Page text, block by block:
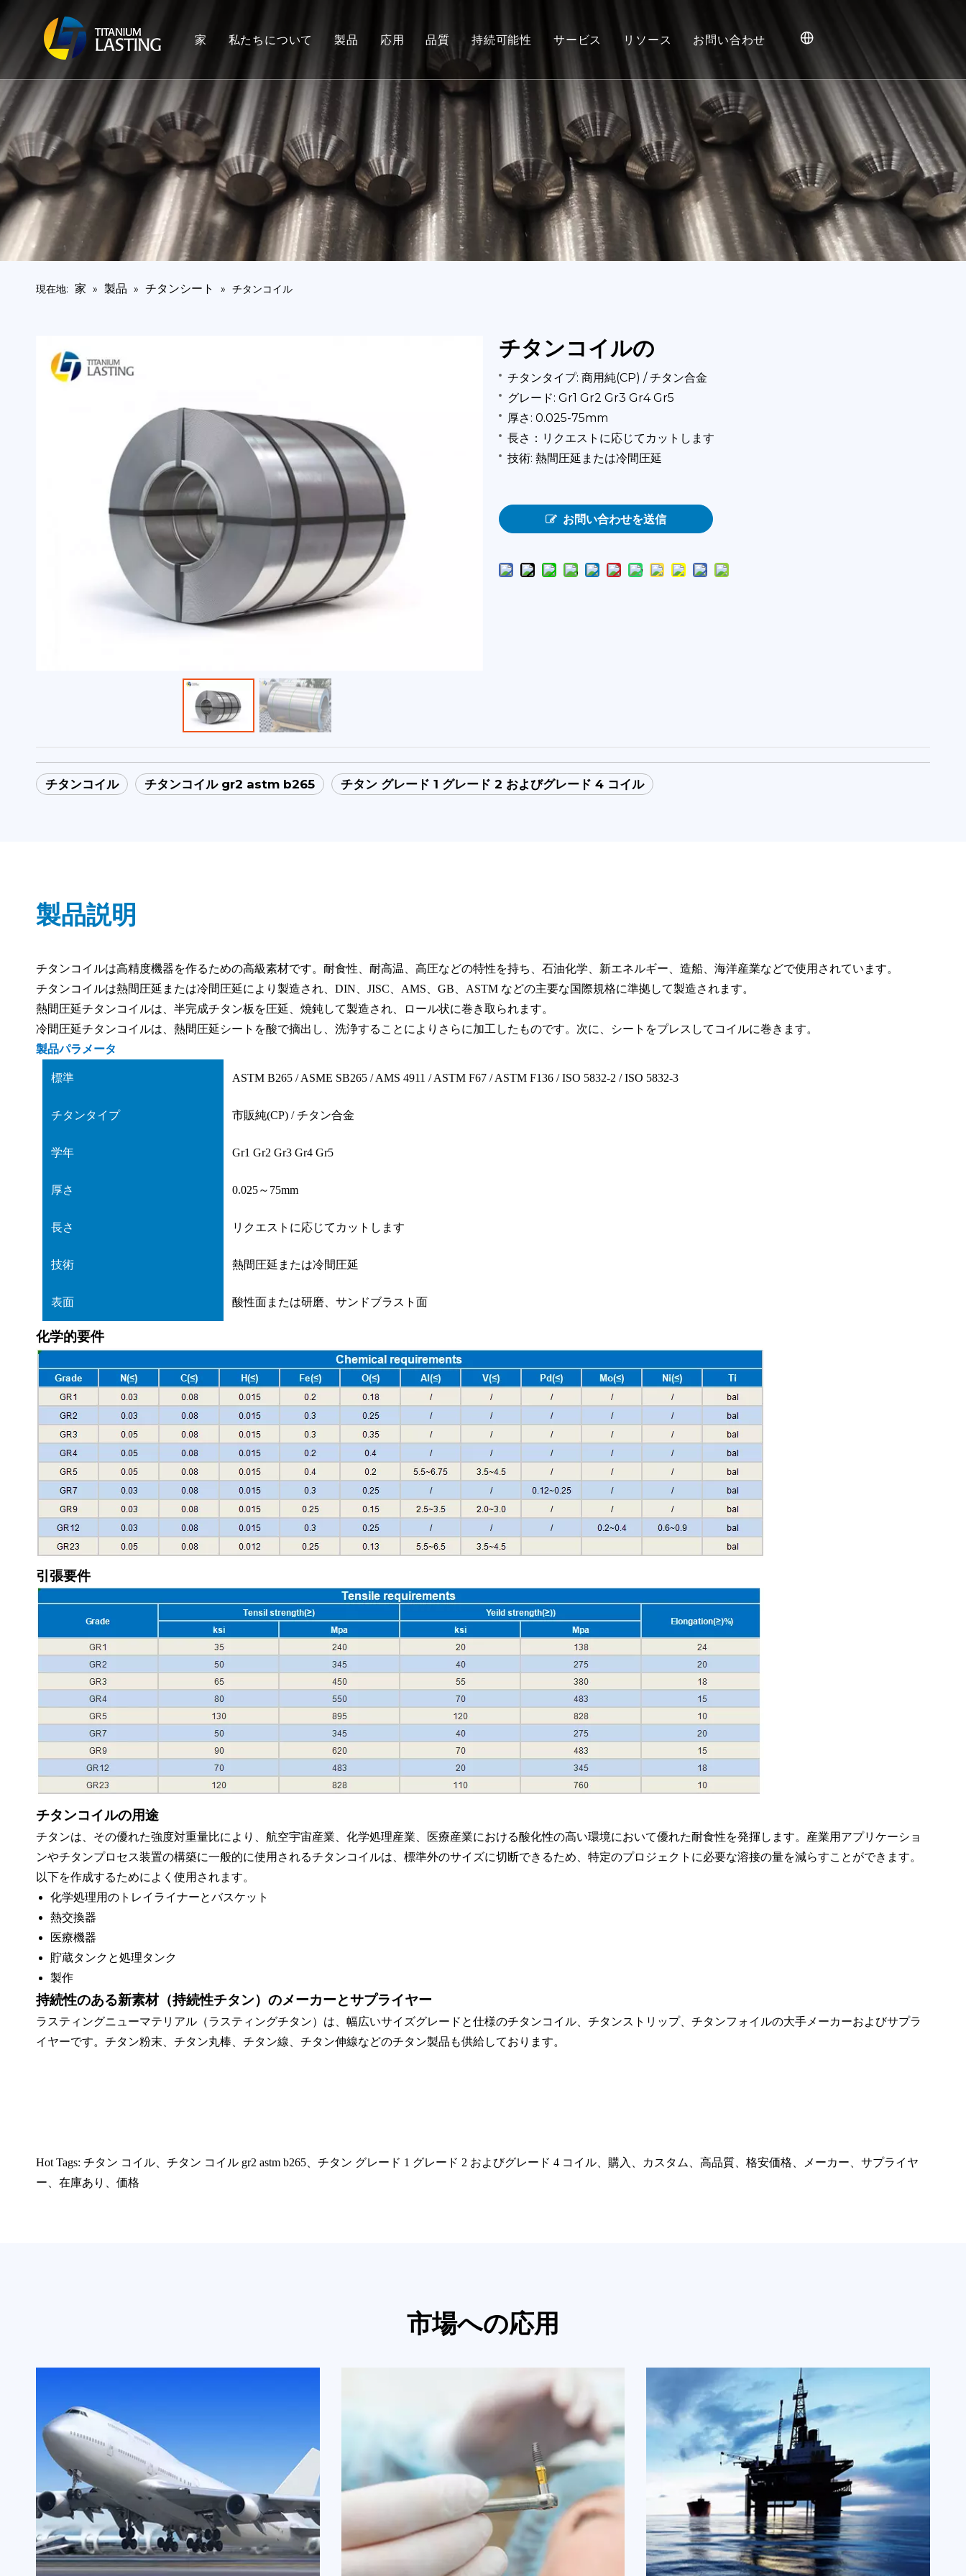
家 私たちについて 製品
チタンファスナー
チタン管継手
チタン鍛造
チタンシート
チタンの管またはパイプ
チタン商品
応用
航空宇宙
医学
海洋工学
化学工業
業界
他の
品質 持続可能性 サービス
あなたのフィードバックが私たちのイノベーションを推進します
リソース
ニュース
ビデオ
よくある質問
お問い合わせ
現在地: 家 » 製品 » チタンシート » チタンコイル
チタンコイルの
チタンタイプ: 商用純(CP) / チタン合金
グレード: Gr1 Gr2 Gr3 Gr4 Gr5
厚さ: 0.025-75mm
長さ：リクエストに応じてカットします
技術: 熱間圧延または冷間圧延
お問い合わせを送信
チタンコイル チタンコイル gr2 astm b265 チタン グレード 1 グレード 2 およびグレード 4 コイル
製品説明
チタンコイルは高精度機器を作るための高級素材です。耐食性、耐高温、高圧などの特性を持ち、石油化学、新エネルギー、造船、海洋産業などで使用されています。
チタンコイルは熱間圧延または冷間圧延により製造され、DIN、JISC、AMS、GB、ASTM などの主要な国際規格に準拠して製造されます。
熱間圧延チタンコイルは、半完成チタン板を圧延、焼鈍して製造され、ロール状に巻き取られます。
冷間圧延チタンコイルは、熱間圧延シートを酸で摘出し、洗浄することによりさらに加工したものです。次に、シートをプレスしてコイルに巻きます。
製品パラメータ
標準 ASTM B265 / ASME SB265 / AMS 4911 / ASTM F67 / ASTM F136 / ISO 5832-2 / ISO 5832-3
チタンタイプ 市販純(CP) / チタン合金
学年 Gr1 Gr2 Gr3 Gr4 Gr5
厚さ 0.025～75mm
長さ リクエストに応じてカットします
技術 熱間圧延または冷間圧延
表面 酸性面または研磨、サンドブラスト面
化学的要件
引張要件
チタンコイルの用途
チタンは、その優れた強度対重量比により、航空宇宙産業、化学処理産業、医療産業における酸化性の高い環境において優れた耐食性を発揮します。産業用アプリケーショ
ンやチタンプロセス装置の構築に一般的に使用されるチタンコイルは、標準外のサイズに切断できるため、特定のプロジェクトに必要な溶接の量を減らすことができます。
以下を作成するためによく使用されます。
化学処理用のトレイライナーとバスケット
熱交換器
医療機器
貯蔵タンクと処理タンク
製作
持続性のある新素材（持続性チタン）のメーカーとサプライヤー
ラスティングニューマテリアル（ラスティングチタン）は、幅広いサイズグレードと仕様のチタンコイル、チタンストリップ、チタンフォイルの大手メーカーおよびサプラ
イヤーです。チタン粉末、チタン丸棒、チタン線、チタン伸線などのチタン製品も供給しております。
Hot Tags: チタン コイル、チタン コイル gr2 astm b265、チタン グレード 1 グレード 2 およびグレード 4 コイル、購入、カスタム、高品質、格安価格、メーカー、サプライヤ
ー、在庫あり、価格
市場への応用